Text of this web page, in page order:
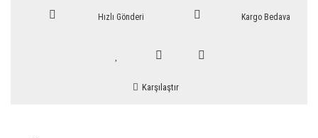
Hızlı Gönderi Kargo Bedava
Karşılaştır